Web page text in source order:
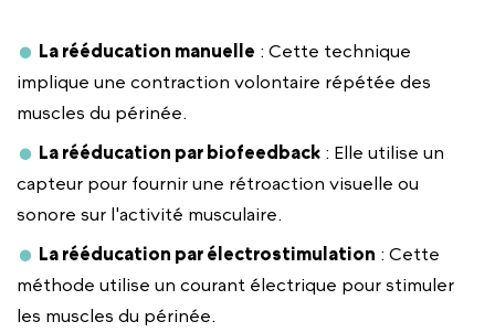
La rééducation manuelle : Cette technique
implique une contraction volontaire répétée des
muscles du périnée.
La rééducation par biofeedback : Elle utilise un
capteur pour fournir une rétroaction visuelle ou
sonore sur l'activité musculaire.
La rééducation par électrostimulation : Cette
méthode utilise un courant électrique pour stimuler
les muscles du périnée.